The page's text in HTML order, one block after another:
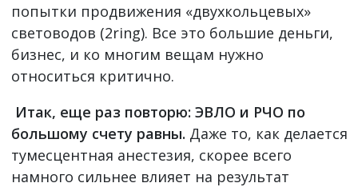
попытки продвижения «двухкольцевых»
световодов (2ring). Все это большие деньги,
бизнес, и ко многим вещам нужно
относиться критично.
Итак, еще раз повторю: ЭВЛО и РЧО по
большому счету равны. Даже то, как делается
тумесцентная анестезия, скорее всего
намного сильнее влияет на результат